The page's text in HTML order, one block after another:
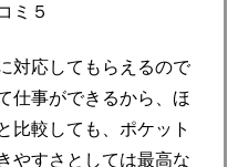
ミ５
対応してもらえるので
仕事ができるから、ほ
比較しても、ポケット
やすさとしては最高な